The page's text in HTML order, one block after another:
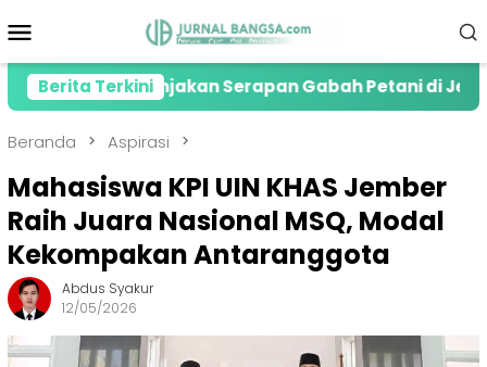
ke
Mobile
Berita Terkini
Lonjakan Serapan Gabah Petani di Jember
Beranda Aspirasi
Mahasiswa KPI UIN KHAS Jember
Raih Juara Nasional MSQ, Modal
Kekompakan Antaranggota
Abdus Syakur
12/05/2026